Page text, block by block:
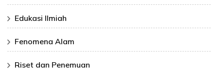
Edukasi Ilmiah
Fenomena Alam
Riset dan Penemuan